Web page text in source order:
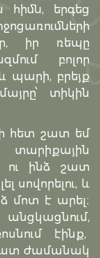
հիմն, երգեց
իր ռեպը
բոլոր
պարի, բրեյք
տիկին
հետ շատ եմ
ու ինձ շատ
սովորելու, և
մոտ է արել։
էինք,
ժամանակ